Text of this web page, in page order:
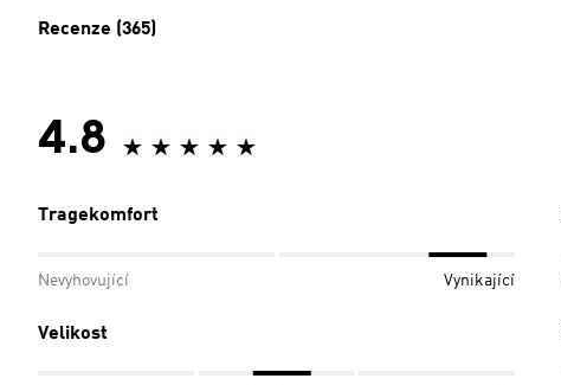
Recenze (365)
4.8
Tragekomfort
Nevyhovující Vynikající
Velikost